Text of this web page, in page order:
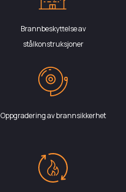
Brannbeskyttelse av
stålkonstruksjoner
Oppgradering av brannsikkerhet